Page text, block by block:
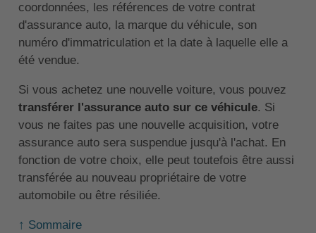
coordonnées, les références de votre contrat
d'assurance auto, la marque du véhicule, son
numéro d'immatriculation et la date à laquelle elle a
été vendue.
Si vous achetez une nouvelle voiture, vous pouvez
transférer l'assurance auto sur ce véhicule. Si
vous ne faites pas une nouvelle acquisition, votre
assurance auto sera suspendue jusqu'à l'achat. En
fonction de votre choix, elle peut toutefois être aussi
transférée au nouveau propriétaire de votre
automobile ou être résiliée.
↑ Sommaire